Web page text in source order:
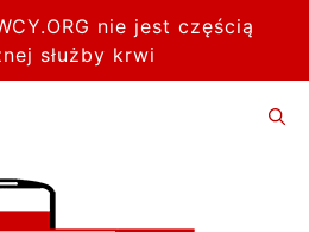
nie jest częścią
służby krwi